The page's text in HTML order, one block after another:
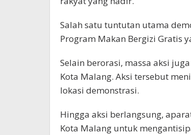
Salah satu tuntutan utama
Program Makan Bergizi Gratis
Selain berorasi, massa aksi
Kota Malang. Aksi tersebut
lokasi demonstrasi.
Hingga aksi berlangsung,
Kota Malang untuk